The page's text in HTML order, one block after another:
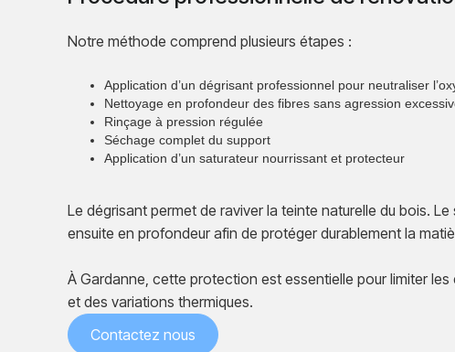
Notre méthode comprend plusieurs étapes :
Application d’un dégrisant professionnel pour neutraliser
Nettoyage en profondeur des fibres sans agression
Rinçage à pression régulée
Séchage complet du support
Application d’un saturateur nourrissant et protecteur
Le dégrisant permet de raviver la teinte naturelle du bois.
ensuite en profondeur afin de protéger durablement la
À Gardanne, cette protection est essentielle pour limiter
et des variations thermiques.
Contactez nous